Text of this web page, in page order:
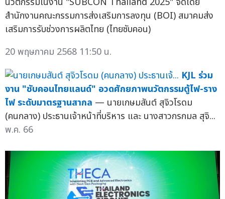
สำนักงานคณะกรรมการส่งเสริมการลงทุน (BOI) สมาคมส่ง
เสริมการรับช่วงการผลิตไทย (ไทยซับคอน)
20 พฤษภาคม 2568 11:50 น.
KJL ร่วม
งาน "ซับคอนไทยแลนด์" อวดศักยภาพนวัตกรรมตู้ไฟ-ราง
ไฟ ระดับมาตรฐานสากล — นายเกษมสันต์ สุจิวโรดม
(คนกลาง) ประธานเจ้าหน้าที่บริหาร และ นางสาวกรกมล สุจิ...
พ.ค. 66